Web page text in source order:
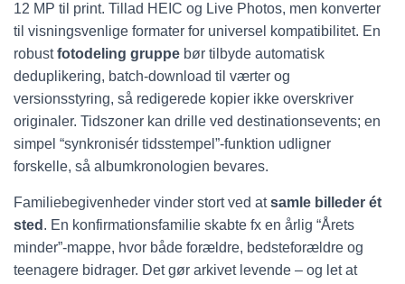
12 MP til print. Tillad HEIC og Live Photos, men konverter
til visningsvenlige formater for universel kompatibilitet. En
robustfotodeling gruppe bør tilbyde automatisk
deduplikering, batch-download til værter og
versionsstyring, så redigerede kopier ikke overskriver
originaler. Tidszoner kan drille ved destinationsevents; en
simpel “synkronisér tidsstempel”-funktion udligner
forskelle, så albumkronologien bevares.
Familiebegivenheder vinder stort ved atsamle billeder ét
sted . En konfirmationsfamilie skabte fx en årlig “Årets
minder”-mappe, hvor både forældre, bedsteforældre og
teenagere bidrager. Det gør arkivet levende – og let at